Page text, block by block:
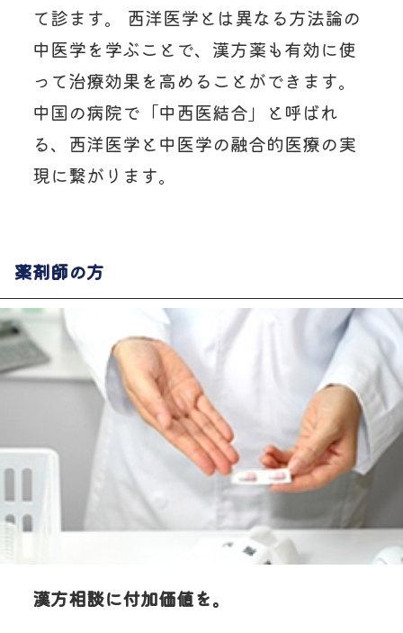
て診ます。 西洋医学とは異なる方法論の
中医学を学ぶことで、漢方薬も有効に使
って治療効果を高めることができます。
中国の病院で「中西医結合」と呼ばれ
る、西洋医学と中医学の融合的医療の実
現に繋がります。
薬剤師の方
漢方相談に付加価値を。